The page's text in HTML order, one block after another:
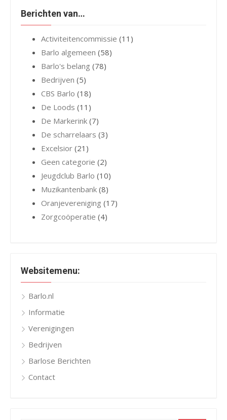
Berichten van…
Activiteitencommissie (11)
Barlo algemeen (58)
Barlo's belang (78)
Bedrijven (5)
CBS Barlo (18)
De Loods (11)
De Markerink (7)
De scharrelaars (3)
Excelsior (21)
Geen categorie (2)
Jeugdclub Barlo (10)
Muzikantenbank (8)
Oranjevereniging (17)
Zorgcoöperatie (4)
Websitemenu:
Barlo.nl
Informatie
Verenigingen
Bedrijven
Barlose Berichten
Contact